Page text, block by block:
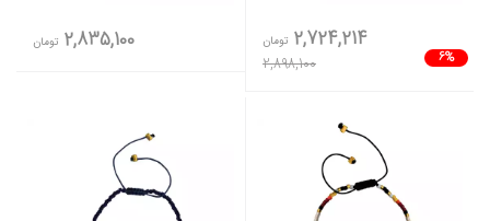
6%
2,724,214 تومان
2,898,100
2,835,100 تومان